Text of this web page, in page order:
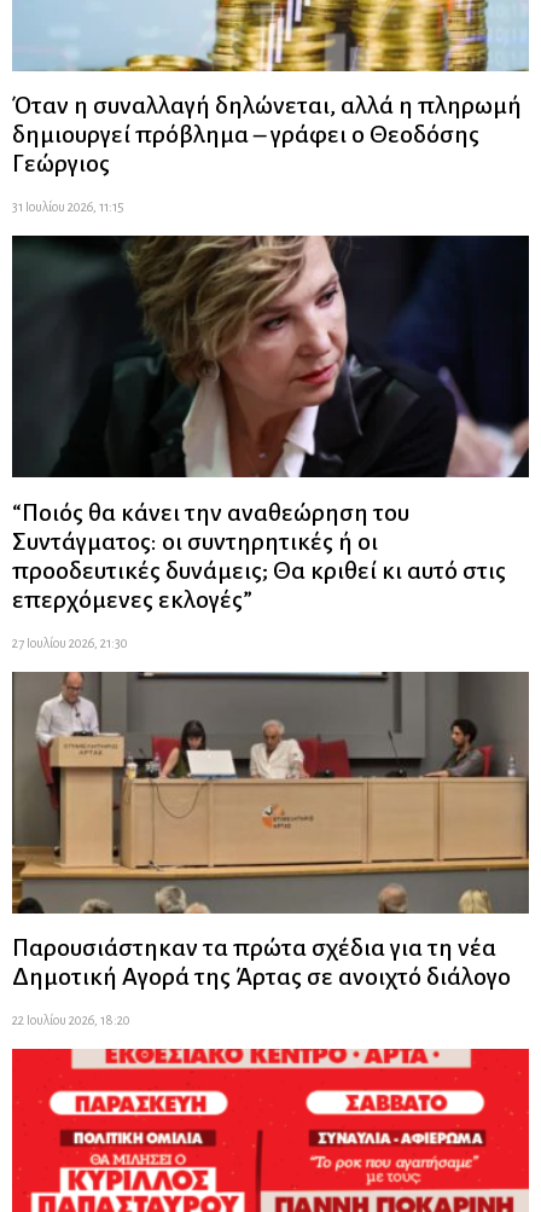
Όταν η συναλλαγή δηλώνεται, αλλά η πληρωμή
δημιουργεί πρόβλημα – γράφει ο Θεοδόσης
Γεώργιος
31 Ιουλίου 2026, 11:15
“Ποιός θα κάνει την αναθεώρηση του
Συντάγματος: οι συντηρητικές ή οι
προοδευτικές δυνάμεις; Θα κριθεί κι αυτό στις
επερχόμενες εκλογές”
27 Ιουλίου 2026, 21:30
Παρουσιάστηκαν τα πρώτα σχέδια για τη νέα
Δημοτική Αγορά της Άρτας σε ανοιχτό διάλογο
22 Ιουλίου 2026, 18:20